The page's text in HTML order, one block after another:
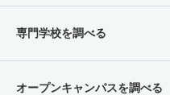
専門学校を調べる
オープンキャンパスを調べる